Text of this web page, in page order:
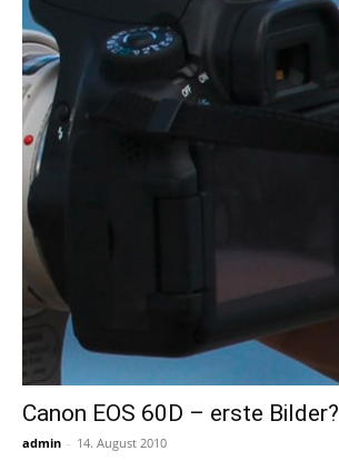
Canon EOS 60D – erste Bilder?
admin - 14. August 2010